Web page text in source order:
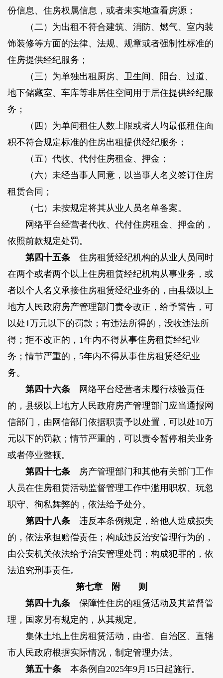
份信息、住房权属信息，或者未实地查看房源；
（二）为出租不符合建筑、消防、燃气、室内装
饰装修等方面的法律、法规、规章或者强制性标准的
住房提供经纪服务；
（三）为单独出租厨房、卫生间、阳台、过道、
地下储藏室、车库等非居住空间用于居住提供经纪服
务；
（四）为单间租住人数上限或者人均最低租住面
积不符合规定标准的住房出租提供经纪服务；
（五）代收、代付住房租金、押金；
（六）未经当事人同意，以当事人名义签订住房
租赁合同；
（七）未按规定将其从业人员名单备案。
网络平台经营者代收、代付住房租金、押金的，
依照前款规定处罚。
第四十五条住房租赁经纪机构的从业人员同时
在两个或者两个以上住房租赁经纪机构从事业务，或
者以个人名义承接住房租赁经纪业务的，由县级以上
地方人民政府房产管理部门责令改正，给予警告，可
以处1万元以下的罚款；有违法所得的，没收违法所
得；拒不改正的，1年内不得从事住房租赁经纪业
务；情节严重的，5年内不得从事住房租赁经纪业
务。
第四十六条网络平台经营者未履行核验责任
的，县级以上地方人民政府房产管理部门应当通报网
信部门，由网信部门依据职责予以处置，可以处10万
元以下的罚款；情节严重的，可以责令暂停相关业务
或者停业整顿。
第四十七条房产管理部门和其他有关部门工作
人员在住房租赁活动监督管理工作中滥用职权、玩忽
职守、徇私舞弊的，依法给予处分。
第四十八条违反本条例规定，给他人造成损失
的，依法承担赔偿责任；构成违反治安管理行为的，
由公安机关依法给予治安管理处罚；构成犯罪的，依
法追究刑事责任。
第七章 附 则
第四十九条保障性住房的租赁活动及其监督管
理，国家另有规定的，从其规定。
集体土地上住房租赁活动，由省、自治区、直辖
市人民政府根据实际情况，制定管理办法。
第五十条本条例自2025年9月15日起施行。